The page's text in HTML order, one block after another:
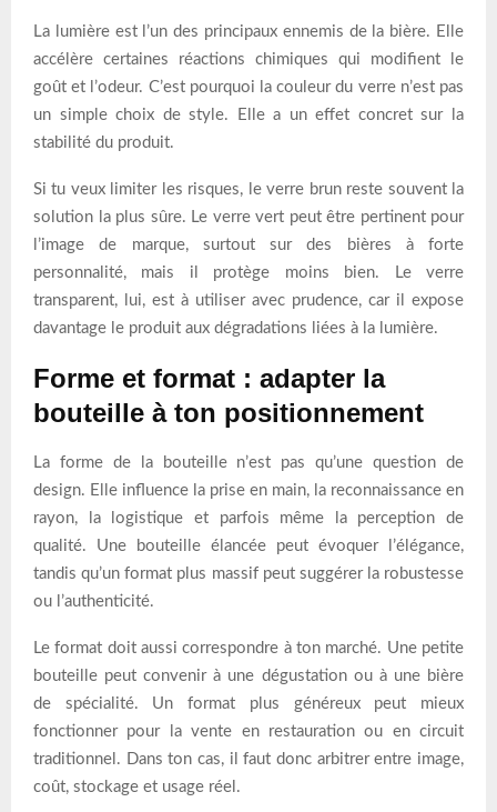
La lumière est l’un des principaux ennemis de la bière. Elle
accélère certaines réactions chimiques qui modifient le
goût et l’odeur. C’est pourquoi la couleur du verre n’est pas
un simple choix de style. Elle a un effet concret sur la
stabilité du produit.
Si tu veux limiter les risques, le verre brun reste souvent la
solution la plus sûre. Le verre vert peut être pertinent pour
l’image de marque, surtout sur des bières à forte
personnalité, mais il protège moins bien. Le verre
transparent, lui, est à utiliser avec prudence, car il expose
davantage le produit aux dégradations liées à la lumière.
Forme et format : adapter la
bouteille à ton positionnement
La forme de la bouteille n’est pas qu’une question de
design. Elle influence la prise en main, la reconnaissance en
rayon, la logistique et parfois même la perception de
qualité. Une bouteille élancée peut évoquer l’élégance,
tandis qu’un format plus massif peut suggérer la robustesse
ou l’authenticité.
Le format doit aussi correspondre à ton marché. Une petite
bouteille peut convenir à une dégustation ou à une bière
de spécialité. Un format plus généreux peut mieux
fonctionner pour la vente en restauration ou en circuit
traditionnel. Dans ton cas, il faut donc arbitrer entre image,
coût, stockage et usage réel.